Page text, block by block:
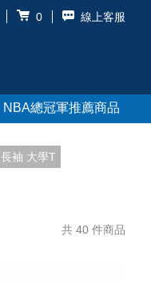
0 線上客服
NBA總冠軍推薦商品
長袖 大學T
共 40 件商品